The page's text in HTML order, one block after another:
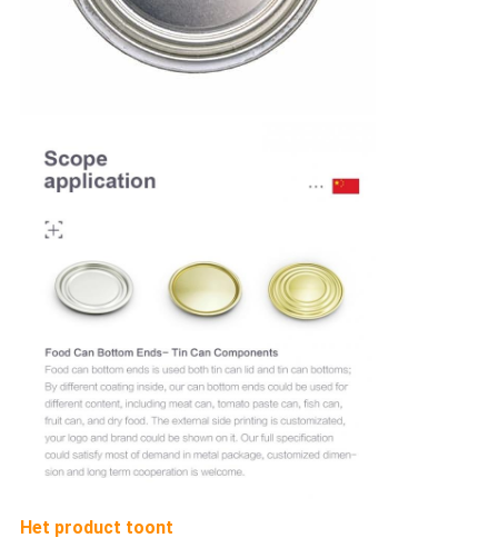
Het product toont